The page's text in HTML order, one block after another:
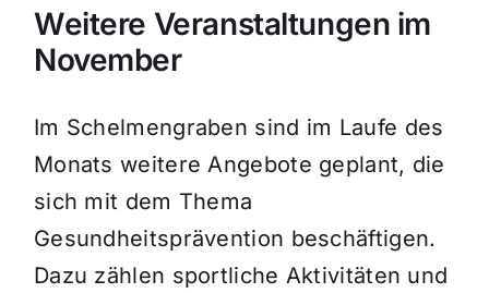
Weitere Veranstaltungen im
November
Im Schelmengraben sind im Laufe des
Monats weitere Angebote geplant, die
sich mit dem Thema
Gesundheitsprävention beschäftigen.
Dazu zählen sportliche Aktivitäten und